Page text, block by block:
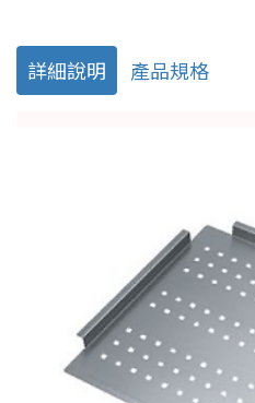
詳細說明 產品規格